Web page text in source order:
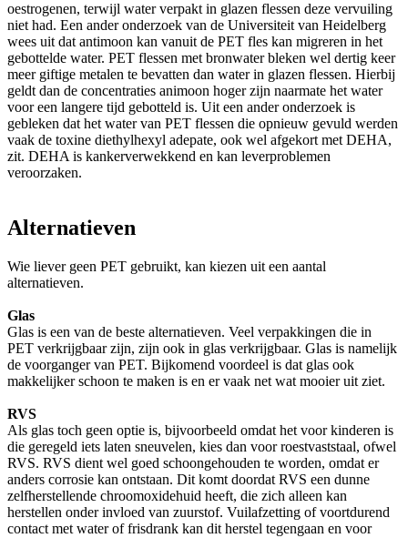
oestrogenen, terwijl water verpakt in glazen flessen deze vervuiling
niet had. Een ander onderzoek van de Universiteit van Heidelberg
wees uit dat antimoon kan vanuit de PET fles kan migreren in het
gebottelde water. PET flessen met bronwater bleken wel dertig keer
meer giftige metalen te bevatten dan water in glazen flessen. Hierbij
geldt dan de concentraties animoon hoger zijn naarmate het water
voor een langere tijd gebotteld is. Uit een ander onderzoek is
gebleken dat het water van PET flessen die opnieuw gevuld werden
vaak de toxine diethylhexyl adepate, ook wel afgekort met DEHA,
zit. DEHA is kankerverwekkend en kan leverproblemen
veroorzaken.
Alternatieven
Wie liever geen PET gebruikt, kan kiezen uit een aantal
alternatieven.
Glas
Glas is een van de beste alternatieven. Veel verpakkingen die in
PET verkrijgbaar zijn, zijn ook in glas verkrijgbaar. Glas is namelijk
de voorganger van PET. Bijkomend voordeel is dat glas ook
makkelijker schoon te maken is en er vaak net wat mooier uit ziet.
RVS
Als glas toch geen optie is, bijvoorbeeld omdat het voor kinderen is
die geregeld iets laten sneuvelen, kies dan voor roestvaststaal, ofwel
RVS. RVS dient wel goed schoongehouden te worden, omdat er
anders corrosie kan ontstaan. Dit komt doordat RVS een dunne
zelfherstellende chroomoxidehuid heeft, die zich alleen kan
herstellen onder invloed van zuurstof. Vuilafzetting of voortdurend
contact met water of frisdrank kan dit herstel tegengaan en voor